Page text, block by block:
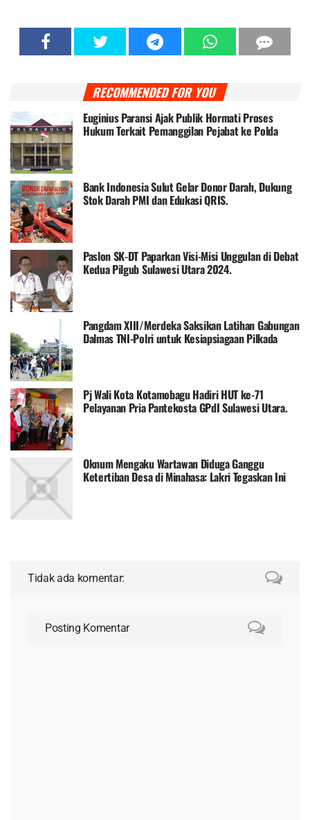
RECOMMENDED FOR YOU
Euginius Paransi Ajak Publik Hormati Proses
Hukum Terkait Pemanggilan Pejabat ke Polda
Sulut.
Bank Indonesia Sulut Gelar Donor Darah, Dukung
Stok Darah PMI dan Edukasi QRIS.
Paslon SK-DT Paparkan Visi-Misi Unggulan di Debat
Kedua Pilgub Sulawesi Utara 2024.
Pangdam XIII/Merdeka Saksikan Latihan Gabungan
Dalmas TNI-Polri untuk Kesiapsiagaan Pilkada
2024.
Pj Wali Kota Kotamobagu Hadiri HUT ke-71
Pelayanan Pria Pantekosta GPdI Sulawesi Utara.
Oknum Mengaku Wartawan Diduga Ganggu
Ketertiban Desa di Minahasa: Lakri Tegaskan Ini
Bukan Kritik, tapi Provokasi Informasi!
Tidak ada komentar:
Posting Komentar